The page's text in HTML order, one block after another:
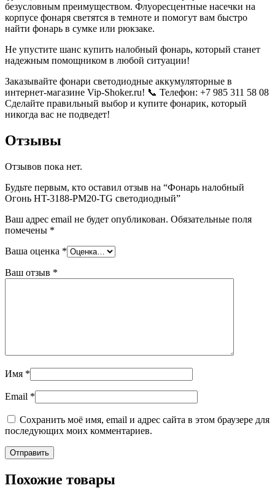
безусловным преимуществом. Флуоресцентные насечки на
корпусе фонаря светятся в темноте и помогут вам быстро
найти фонарь в сумке или рюкзаке.
Не упустите шанс купить налобный фонарь, который станет
надежным помощником в любой ситуации!
Заказывайте фонари светодиодные аккумуляторные в
интернет-магазине Vip-Shoker.ru! 📞 Телефон: +7 985 311 58 08
Сделайте правильный выбор и купите фонарик, который
никогда вас не подведет!
Отзывы
Отзывов пока нет.
Будьте первым, кто оставил отзыв на “Фонарь налобный
Огонь HT-3188-PM20-TG светодиодный”
Ваш адрес email не будет опубликован. Обязательные поля
помечены *
Ваша оценка *
Ваш отзыв *
Имя *
Email *
Сохранить моё имя, email и адрес сайта в этом браузере для
последующих моих комментариев.
Похожие товары